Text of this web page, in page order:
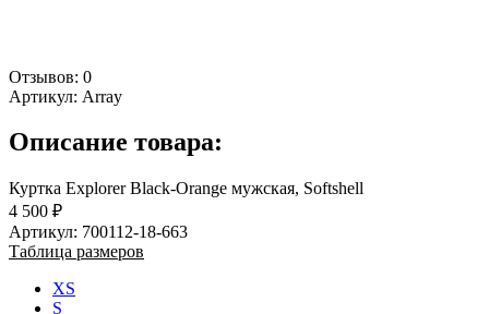
Отзывов: 0
Артикул: Array
Описание товара:
Куртка Explorer Black-Orange мужская, Softshell
4 500 ₽
Артикул: 700112-18-663
Таблица размеров
XS
S